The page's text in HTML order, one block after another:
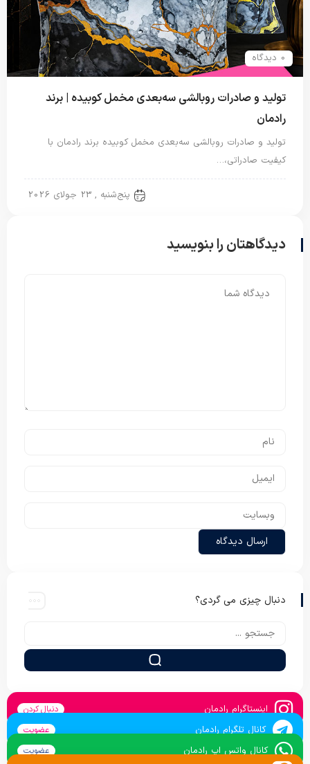
0 دیدگاه
تولید و صادرات روبالشی سه‌بعدی مخمل کوبیده | برند
رادمان
تولید و صادرات روبالشی سه‌بعدی مخمل کوبیده برند رادمان با
کیفیت صادراتی،…
پنج‌شنبه , 23 جولای 2026
دیدگاهتان را بنویسید
دنبال چیزی می گردی؟
اینستاگرام رادمان دنبال کردن
کانال تلگرام رادمان عضویت
کانال واتس اپ رادمان عضویت